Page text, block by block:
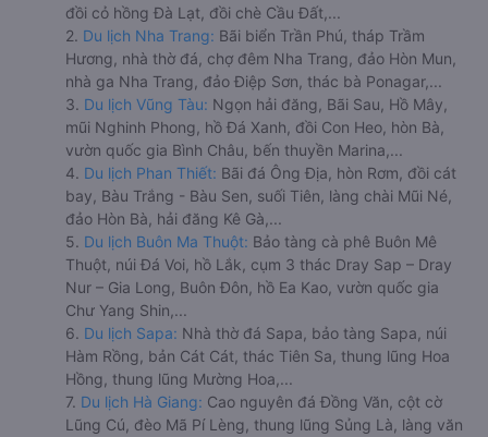
đồi cỏ hồng Đà Lạt, đồi chè Cầu Đất,...
2. Du lịch Nha Trang: Bãi biển Trần Phú, tháp Trầm
Hương, nhà thờ đá, chợ đêm Nha Trang, đảo Hòn Mun,
nhà ga Nha Trang, đảo Điệp Sơn, thác bà Ponagar,...
3. Du lịch Vũng Tàu: Ngọn hải đăng, Bãi Sau, Hồ Mây,
mũi Nghinh Phong, hồ Đá Xanh, đồi Con Heo, hòn Bà,
vườn quốc gia Bình Châu, bến thuyền Marina,...
4. Du lịch Phan Thiết: Bãi đá Ông Địa, hòn Rơm, đồi cát
bay, Bàu Trắng - Bàu Sen, suối Tiên, làng chài Mũi Né,
đảo Hòn Bà, hải đăng Kê Gà,...
5. Du lịch Buôn Ma Thuột: Bảo tàng cà phê Buôn Mê
Thuột, núi Đá Voi, hồ Lắk, cụm 3 thác Dray Sap – Dray
Nur – Gia Long, Buôn Đôn, hồ Ea Kao, vườn quốc gia
Chư Yang Shin,...
6. Du lịch Sapa: Nhà thờ đá Sapa, bảo tàng Sapa, núi
Hàm Rồng, bản Cát Cát, thác Tiên Sa, thung lũng Hoa
Hồng, thung lũng Mường Hoa,...
7. Du lịch Hà Giang: Cao nguyên đá Đồng Văn, cột cờ
Lũng Cú, đèo Mã Pí Lèng, thung lũng Sủng Là, làng văn